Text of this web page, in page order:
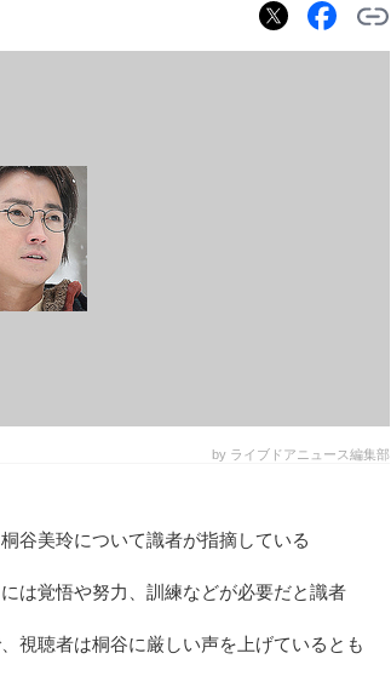
by ライブドアニュース編集部
谷美玲について識者が指摘している
は覚悟や努力、訓練などが必要だと識者
視聴者は桐谷に厳しい声を上げているとも